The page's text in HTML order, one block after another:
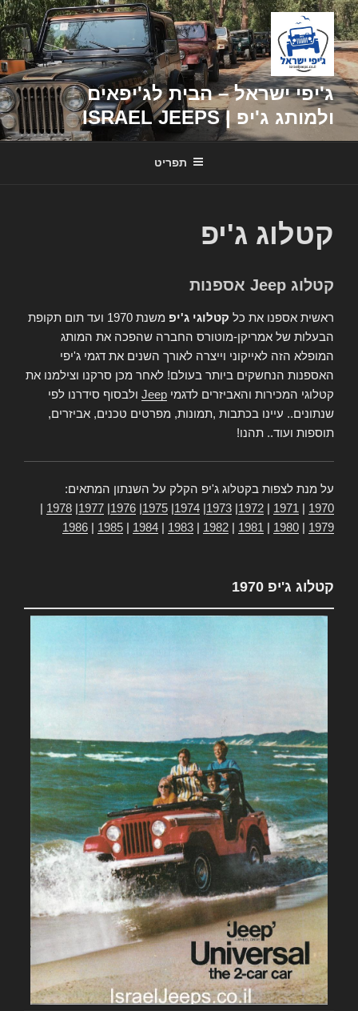
דילוג
לתוכן
ג'יפי ישראל – הבית לג'יפאים
ולמותג ג'יפ | ISRAEL JEEPS
תפריט
קטלוג ג'יפ
קטלוג Jeep אספנות
ראשית אספנו את כל קטלוגי ג'יפ
משנת 1970 ועד תום תקופת
הבעלות של אמריקן-מוטורס החברה שהפכה את המותג
המופלא הזה לאייקוני וייצרה לאורך השנים את דגמי ג'יפי
האספנות הנחשקים ביותר בעולם! לאחר מכן סרקנו וצילמנו את
קטלוגי המכירות והאביזרים לדגמי Jeep ולבסוף סידרנו לפי
שנתונים.. עיינו בכתבות ,תמונות, מפרטים טכנים, אביזרים,
תוספות ועוד.. תהנו!
על מנת לצפות בקטלוג ג'יפ הקלק על השנתון המתאים:
1970
1971
1972
1973
1974
1975
1976
1977
1978
1979
1980
1981
1982
1983
1984
1985
1986
קטלוג ג'יפ 1970